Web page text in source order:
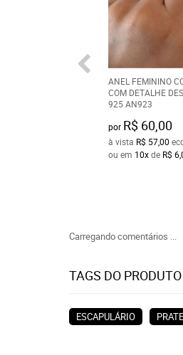
ANEL FEMININO
COM DETALHE
925 AN923
por R$ 60,00
à vista R$ 57,00
ou em 10xde R$
Carregando comentários ...
TAGS DO PRODUTO
ESCAPULÁRIO